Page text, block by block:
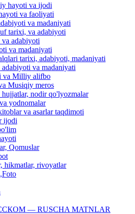
hayoti va ijodi
va faoliyati
va madaniyati
tarixi, va adabiyoti
adabiyoti
va madaniyati
tarixi, adabiyoti, madaniyati
va madaniyati
va Milliy alifbo
Musiqiy meros
nodir qo'lyozmalar
yodnomalar
va asarlar taqdimoti
ijodi
Qomuslar
hikmatlar, rivoyatlar
— RUSCHA MATNLAR